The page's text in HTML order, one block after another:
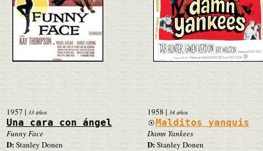
1957| 33 años
Una cara con ángel
Funny Face
D:Stanley Donen
1958|34 años
Malditos yanquis
Damn Yankees
D:Stanley Donen